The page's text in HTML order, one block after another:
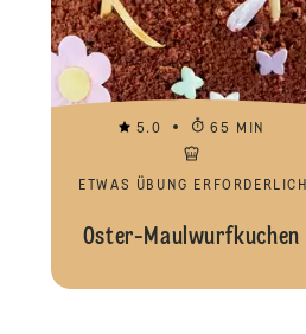
5.0 65 MIN
ETWAS ÜBUNG ERFORDERLICH
Oster-Maulwurfkuchen